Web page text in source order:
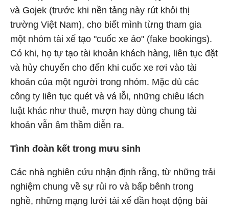
và Gojek (trước khi nền tảng này rút khỏi thị
trường Việt Nam), cho biết mình từng tham gia
một nhóm tài xế tạo "cuốc xe ảo" (fake bookings).
Có khi, họ tự tạo tài khoản khách hàng, liên tục đặt
và hủy chuyến cho đến khi cuốc xe rơi vào tài
khoản của một người trong nhóm. Mặc dù các
công ty liên tục quét và vá lỗi, những chiêu lách
luật khác như thuê, mượn hay dùng chung tài
khoản vẫn âm thầm diễn ra.
Tình đoàn kết trong mưu sinh
Các nhà nghiên cứu nhận định rằng, từ những trải
nghiệm chung về sự rủi ro và bấp bênh trong
nghề, những mạng lưới tài xế dần hoạt động bài